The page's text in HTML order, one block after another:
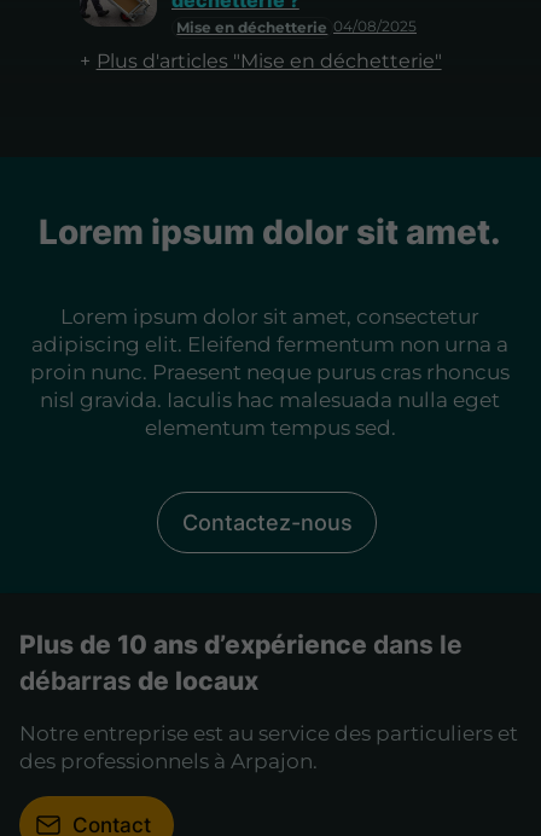
Mise en déchetterie 04/08/2025
Plus d'articles "Mise en déchetterie"
Lorem ipsum dolor sit amet.
Lorem ipsum dolor sit amet, consectetur
adipiscing elit. Eleifend fermentum non urna a
proin nunc. Praesent neque purus cras rhoncus
nisl gravida. Iaculis hac malesuada nulla eget
elementum tempus sed.
Contactez-nous
Plus de 10 ans d’expérience dans le
débarras de locaux
Notre entreprise est au service des particuliers et
des professionnels à Arpajon.
Contact